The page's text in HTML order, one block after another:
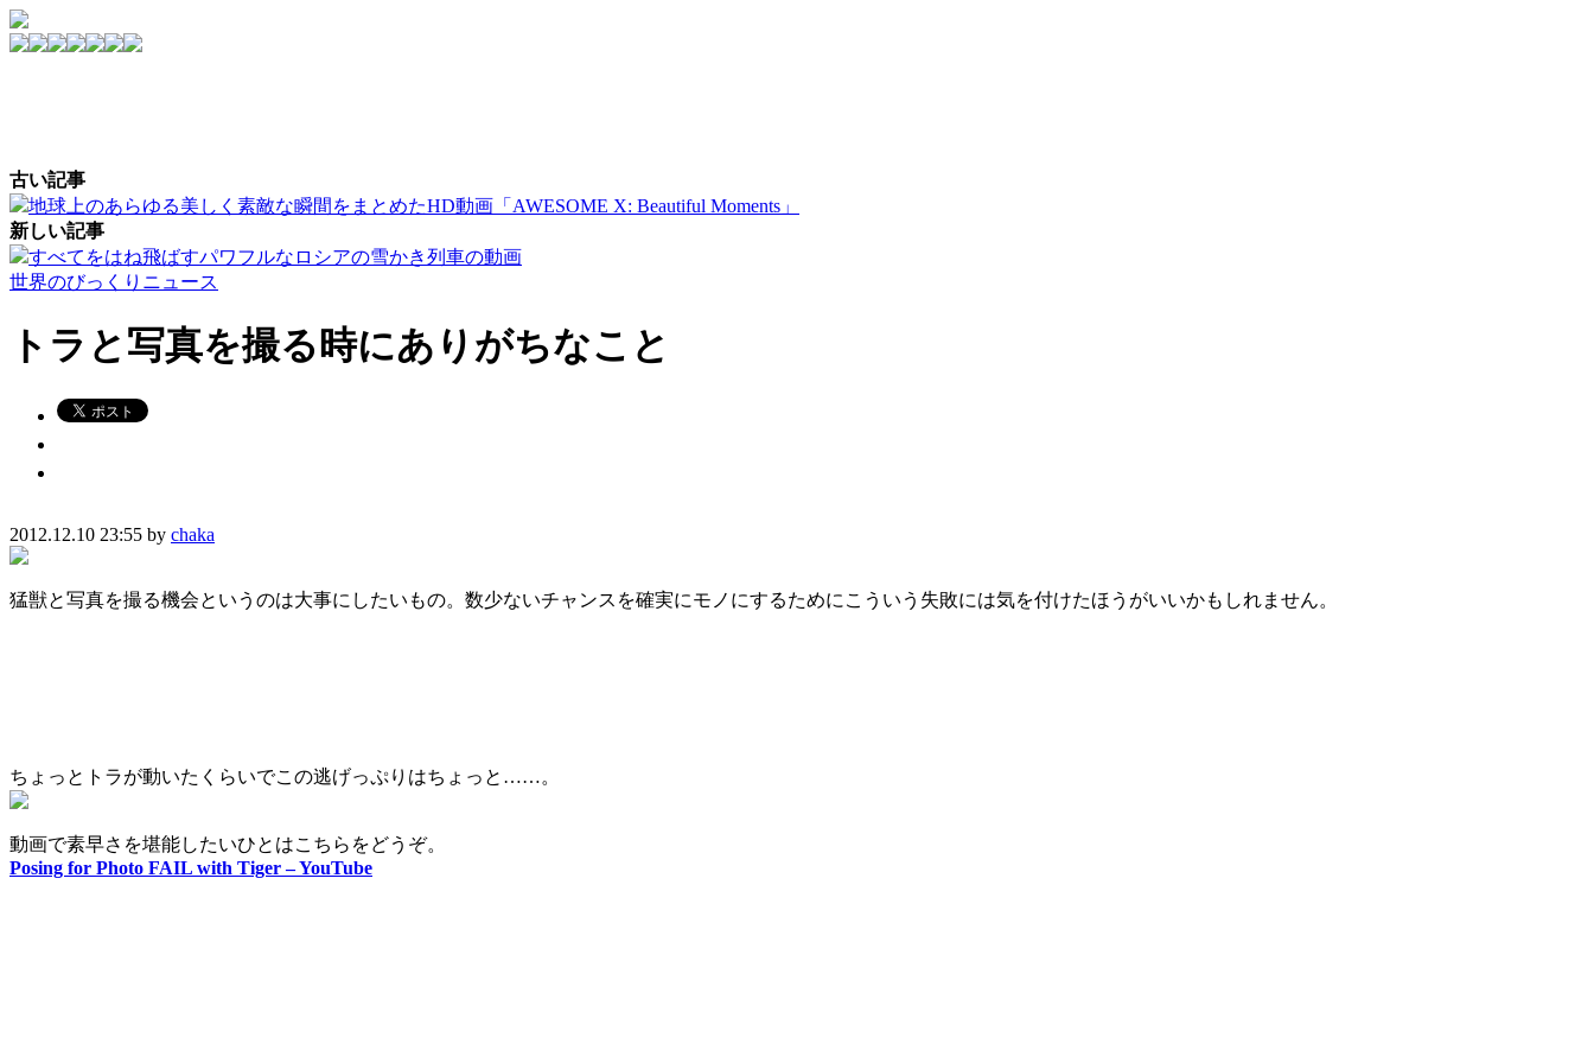
古い記事
地球上のあらゆる美しく素敵な瞬間をまとめたHD動画「AWESOME X: Beautiful Moments」
新しい記事
すべてをはね飛ばすパワフルなロシアの雪かき列車の動画
世界のびっくりニュース
トラと写真を撮る時にありがちなこと
2012.12.10 23:55 by chaka
猛獣と写真を撮る機会というのは大事にしたいもの。数少ないチャンスを確実にモノにするためにこういう失敗には気を付けたほうがいいかもしれません。
ちょっとトラが動いたくらいでこの逃げっぷりはちょっと……。
動画で素早さを堪能したいひとはこちらをどうぞ。
Posing for Photo FAIL with Tiger – YouTube